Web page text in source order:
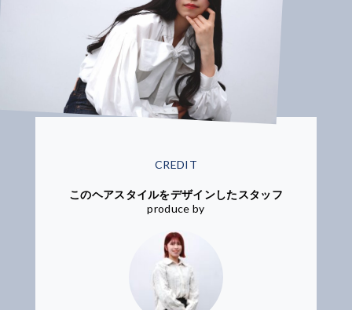
CREDIT
このヘアスタイルをデザインしたスタッフ
produce by